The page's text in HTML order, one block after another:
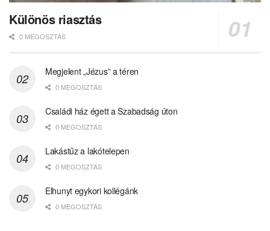
Különös riasztás
0 MEGOSZTÁS
Megjelent „Jézus” a téren
0 MEGOSZTÁS
Családi ház égett a Szabadság úton
0 MEGOSZTÁS
Lakástűz a lakótelepen
0 MEGOSZTÁS
Elhunyt egykori kollégánk
0 MEGOSZTÁS